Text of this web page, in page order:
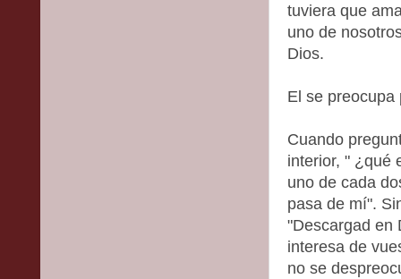
tuviera que
uno de
Dios.
El se preocupa
Cuando
interior, " ¿qué
uno de cada
pasa de mí".
"Descargad en
interesa de
no se